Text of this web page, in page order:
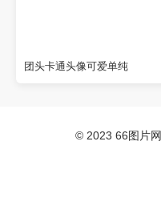
团头卡通头像可爱单纯
© 2023 66图片网